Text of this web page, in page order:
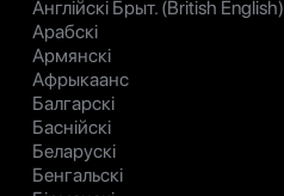
Англійскі Брыт. (British English)
Арабскі
Армянскі
Афрыкаанс
Балгарскі
Баснійскі
Беларускі
Бенгальскі